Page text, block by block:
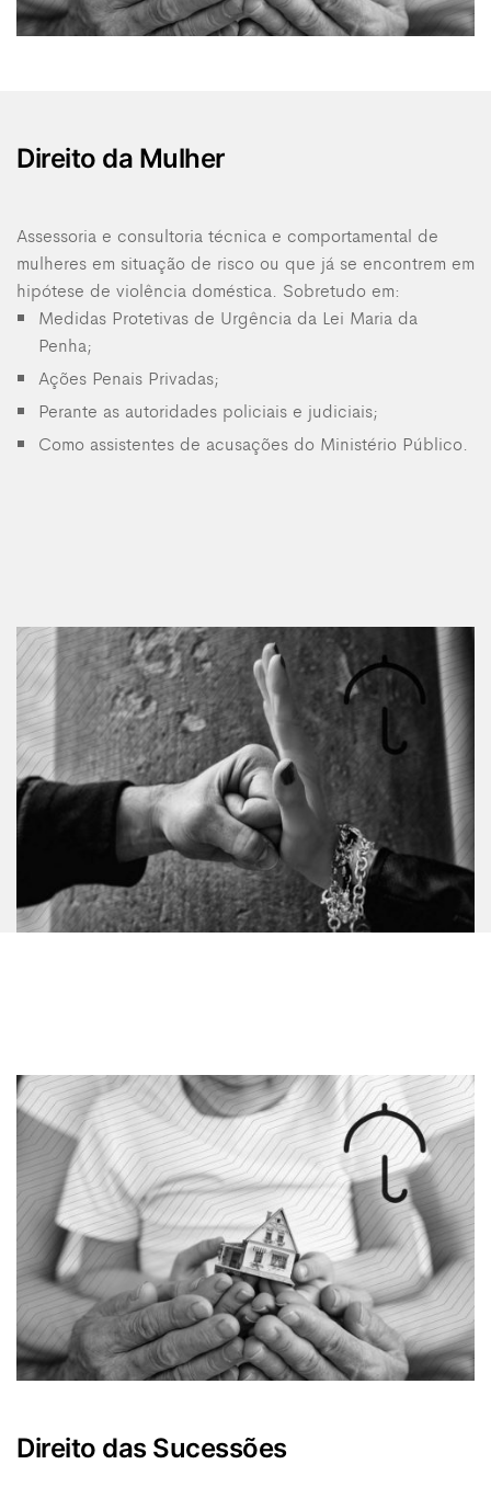
Direito da Mulher
Assessoria e consultoria técnica e comportamental de
mulheres em situação de risco ou que já se encontrem em
hipótese de violência doméstica. Sobretudo em:
Medidas Protetivas de Urgência da Lei Maria da
Penha;
Ações Penais Privadas;
Perante as autoridades policiais e judiciais;
Como assistentes de acusações do Ministério Público.
Direito das Sucessões